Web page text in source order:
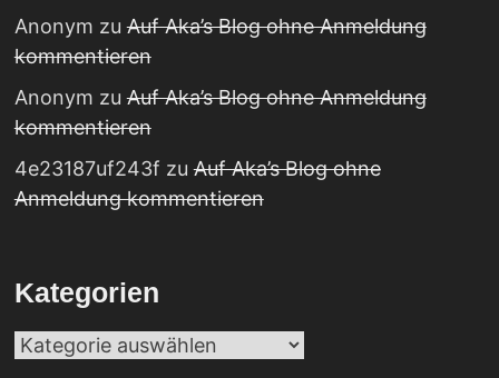
Anonym zuAuf Aka’s Blog ohne Anmeldung
kommentieren
Anonym zuAuf Aka’s Blog ohne Anmeldung
kommentieren
4e23187uf243f zuAuf Aka’s Blog ohne
Anmeldung kommentieren
Kategorien
Kategorien